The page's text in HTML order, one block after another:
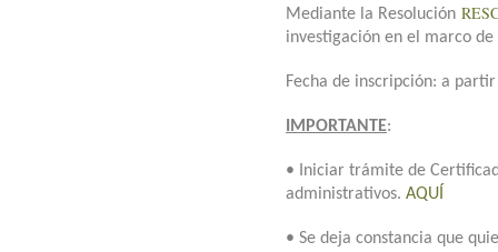
Mediante la Resolución
investigación en el marco
Fecha de inscripción: a
IMPORTANTE:
• Iniciar trámite de
administrativos. AQUÍ
• Se deja constancia que